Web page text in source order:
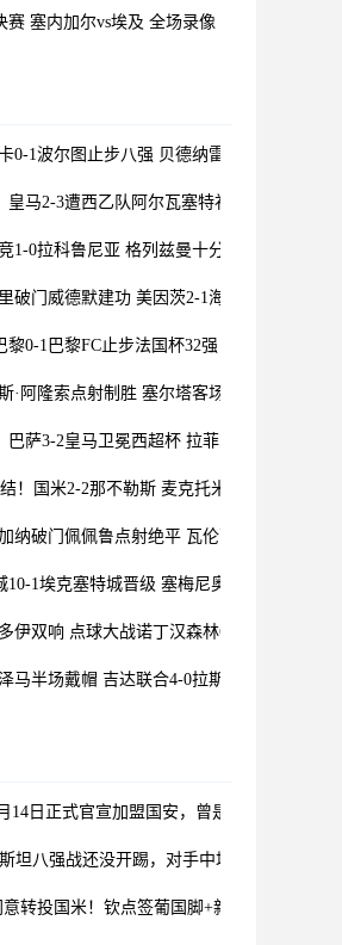
赛 塞内加尔vs埃及 全场录像
0-1波尔图止步八强 贝德纳雷克制胜帕夫利
皇马2-3遭西乙队阿尔瓦塞特补时绝杀 无缘国
1-0拉科鲁尼亚 格列兹曼十分角任意球破门+
破门威德默建功 美因茨2-1海登海姆
黎0-1巴黎FC止步法国杯32强 登贝莱失单刀
·阿隆索点射制胜 塞尔塔客场1-0塞维利亚
巴萨3-2皇马卫冕西超杯 拉菲尼亚双响维尼修
！国米2-2那不勒斯 麦克托米奈双响恰20点
纳破门佩佩鲁点射绝平 瓦伦西亚1-1埃尔切
10-1埃克塞特城晋级 塞梅尼奥首秀传射曼城7
伊双响 点球大战诺丁汉森林6-7雷克瑟姆
马半场戴帽 吉达联合4-0拉斯永恒
14日正式官宣加盟国安，曾是国字号核心主
坦八强战还没开踢，对手中场核心突然停赛
转投国米！钦点签葡国脚+新凯塞多